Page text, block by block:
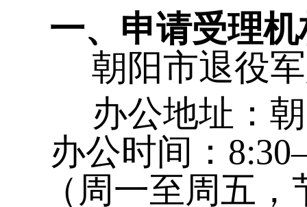
一、申请受理机
朝阳市退役军
办公地址：朝
办公时间：
（周一至周五